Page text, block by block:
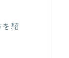
紹